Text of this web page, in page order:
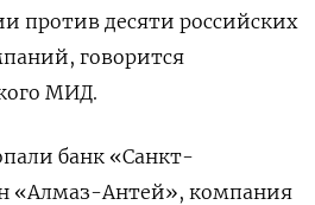
против десяти российских
говорится
МИД.
банк «Санкт-
«Алмаз-Антей», компания